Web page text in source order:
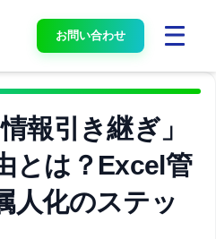
お問い合わせ
報引き継ぎ」
とは？Excel管
人化のステッ